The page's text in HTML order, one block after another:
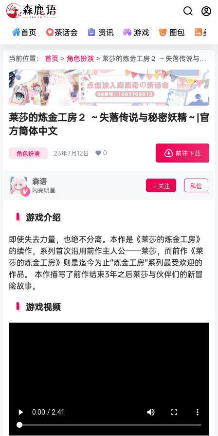
首页 茶话会 资讯 游戏 图包 美
当前位置： 首页 > 角色扮演 > 莱莎的炼金工房２ ～失落传说与秘密妖精～|官方简体中文
莱莎的炼金工房２ ～失落传说与秘密妖精～|官
方简体中文
角色扮演 23年7月12日 0 前往下载
森语
闪亮明星 关注 私信
游戏介绍
即使失去力量，也绝不分离。本作是《莱莎的炼金工房》
的续作，系列首次沿用前作主人公——莱莎，而前作《莱
莎的炼金工房》则是迄今为止“炼金工房”系列最受欢迎的
作品。 本作描写了前作结束3年之后莱莎与伙伴们的新冒
险故事。
游戏视频